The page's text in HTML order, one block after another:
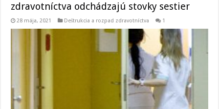
zdravotníctva odchádzajú stovky sestier
28 mája, 2021 Deštrukcia a rozpad zdravotníctva 1